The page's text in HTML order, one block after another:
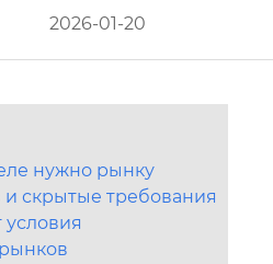
2026-01-20
нужно рынку
скрытые требования
условия